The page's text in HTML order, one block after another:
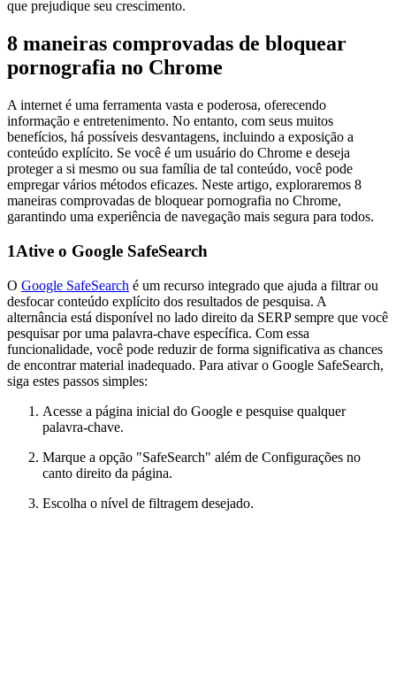
que prejudique seu crescimento.
8 maneiras comprovadas de bloquear
pornografia no Chrome
A internet é uma ferramenta vasta e poderosa, oferecendo
informação e entretenimento. No entanto, com seus muitos
benefícios, há possíveis desvantagens, incluindo a exposição a
conteúdo explícito. Se você é um usuário do Chrome e deseja
proteger a si mesmo ou sua família de tal conteúdo, você pode
empregar vários métodos eficazes. Neste artigo, exploraremos 8
maneiras comprovadas de bloquear pornografia no Chrome,
garantindo uma experiência de navegação mais segura para todos.
1Ative o Google SafeSearch
O Google SafeSearch é um recurso integrado que ajuda a filtrar ou
desfocar conteúdo explícito dos resultados de pesquisa. A
alternância está disponível no lado direito da SERP sempre que você
pesquisar por uma palavra-chave específica. Com essa
funcionalidade, você pode reduzir de forma significativa as chances
de encontrar material inadequado. Para ativar o Google SafeSearch,
siga estes passos simples:
Acesse a página inicial do Google e pesquise qualquer
palavra-chave.
Marque a opção "SafeSearch" além de Configurações no
canto direito da página.
Escolha o nível de filtragem desejado.